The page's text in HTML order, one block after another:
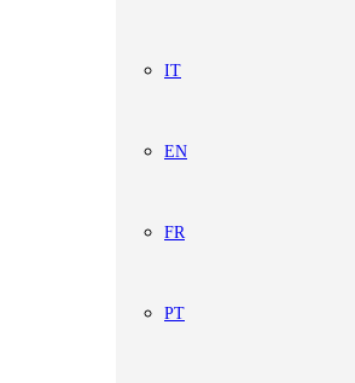
IT
EN
FR
PT